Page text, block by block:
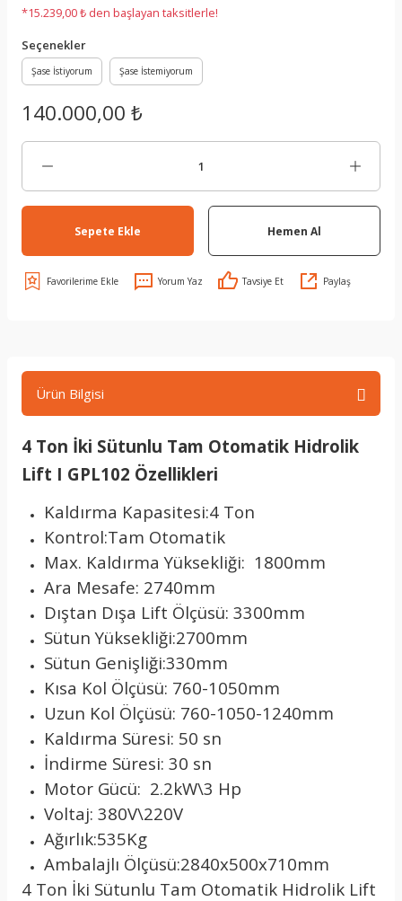
*15.239,00 ₺ den başlayan taksitlerle!
Seçenekler
Şase İstiyorum Şase İstemiyorum
140.000,00 ₺
Sepete Ekle Hemen Al
Yorum Yaz Tavsiye Et Paylaş
Ürün Bilgisi
4 Ton İki Sütunlu Tam Otomatik Hidrolik
Lift I GPL102 Özellikleri
Kaldırma Kapasitesi:4 Ton
Kontrol:Tam Otomatik
Max. Kaldırma Yüksekliği: 1800mm
Ara Mesafe: 2740mm
Dıştan Dışa Lift Ölçüsü: 3300mm
Sütun Yüksekliği:2700mm
Sütun Genişliği:330mm
Kısa Kol Ölçüsü: 760-1050mm
Uzun Kol Ölçüsü: 760-1050-1240mm
Kaldırma Süresi: 50 sn
İndirme Süresi: 30 sn
Motor Gücü: 2.2kW\3 Hp
Voltaj: 380V\220V
Ağırlık:535Kg
Ambalajlı Ölçüsü:2840x500x710mm
4 Ton İki Sütunlu Tam Otomatik Hidrolik Lift